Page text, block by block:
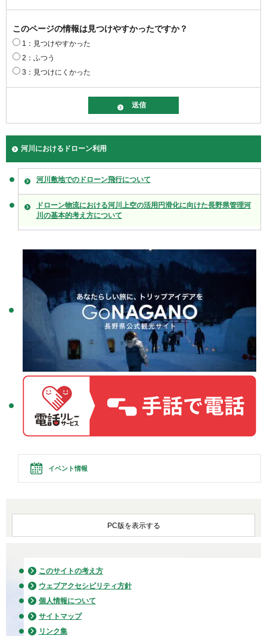
このページの情報は見つけやすかったですか？
1：見つけやすかった
2：ふつう
3：見つけにくかった
河川におけるドローン利用
河川敷地でのドローン飛行について
ドローン物流における河川上空の活用円滑化に向けた長野県管理河
川の基本的考え方について
イベント情報
PC版を表示する
このサイトの考え方
ウェブアクセシビリティ方針
個人情報について
サイトマップ
リンク集